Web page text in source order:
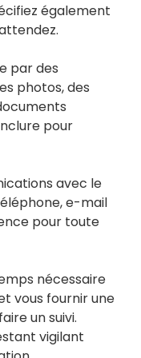
également
par des
photos, des
pour
avec le
e-mail
pour toute
nécessaire
vous fournir une
un suivi.
vigilant